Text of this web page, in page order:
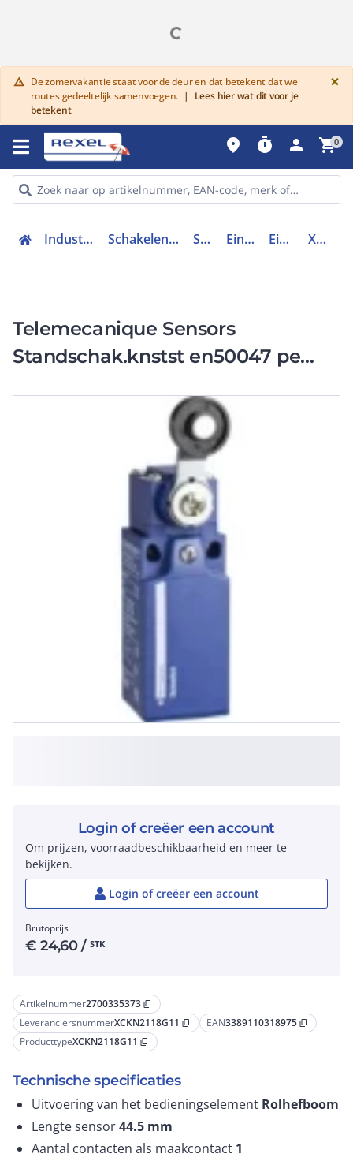
warning De zomervakantie staat voor de deur en dat betekent dat we
routes gedeeltelijk samenvoegen. |
Lees hier wat dit voor je
betekent
×
place timer person shopping_cart0
Industriele componenten Schakelen, bedienen en signaleren Schakelaars Eindschakelaars Eindschakelaar XCKN2118G11
Telemecanique Sensors
Standschak.knstst en50047 pe
Artikelnummer2700335373 content_copy
LeveranciersnummerXCKN2118G11 content_copy EAN3389110318975 content_copy
ProducttypeXCKN2118G11 content_copy
Technische specificaties
Uitvoering van het bedieningselement Rolhefboom
Lengte sensor44.5 mm
Aantal contacten als maakcontact 1
Login of creëer een account
Om prijzen, voorraadbeschikbaarheid en meer te
bekijken.
Login of creëer een account
Brutoprijs
€24,60/ STK